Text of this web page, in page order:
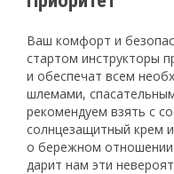
Ваш комфорт и
стартом инструкторы
и обеспечат всем
шлемами,
рекомендуем взять с
солнцезащитный крем
о бережном отношении
дарит нам эти